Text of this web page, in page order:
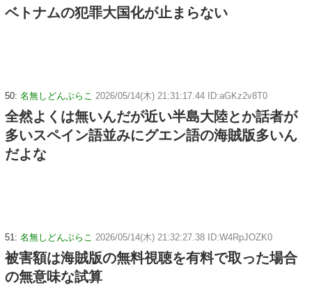
ベトナムの犯罪大国化が止まらない
50: 名無しどんぶらこ 2026/05/14(木) 21:31:17.44 ID:aGKz2v8T0
全然よくは無いんだが近い半島大陸とか話者が
多いスペイン語並みにグエン語の海賊版多いん
だよな
51: 名無しどんぶらこ 2026/05/14(木) 21:32:27.38 ID:W4RpJOZK0
被害額は海賊版の無料視聴を有料で取った場合
の無意味な試算